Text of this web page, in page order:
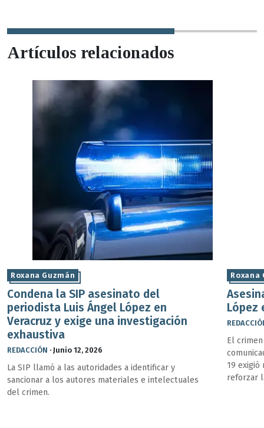
Artículos relacionados
Roxana Guzmán
Condena la SIP asesinato del
periodista Luis Ángel López en
Veracruz y exige una investigación
exhaustiva
REDACCIÓN · Junio 12, 2026
La SIP llamó a las autoridades a identificar y
sancionar a los autores materiales e intelectuales
del crimen.
Roxana
López
El
19 exigió
reforzar